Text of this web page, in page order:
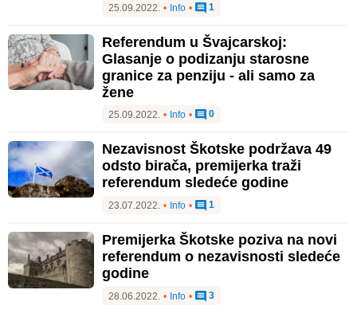
25.09.2022. • Info • 1
Referendum u Švajcarskoj:
Glasanje o podizanju starosne
granice za penziju - ali samo za
žene
25.09.2022. • Info • 0
Nezavisnost Škotske podržava 49
odsto birača, premijerka traži
referendum sledeće godine
23.07.2022. • Info • 1
Premijerka Škotske poziva na novi
referendum o nezavisnosti sledeće
godine
28.06.2022. • Info • 3